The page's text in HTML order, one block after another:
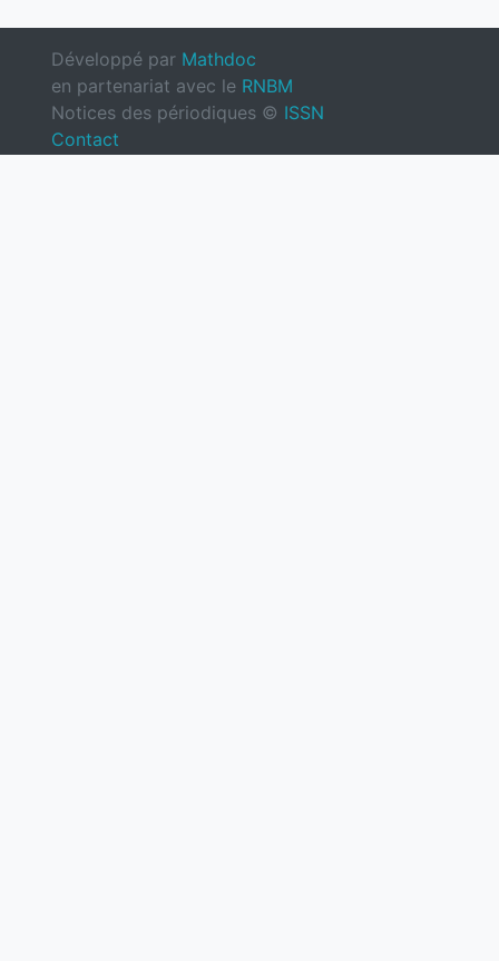
Développé par Mathdoc
en partenariat avec le RNBM
Notices des périodiques © ISSN
Contact